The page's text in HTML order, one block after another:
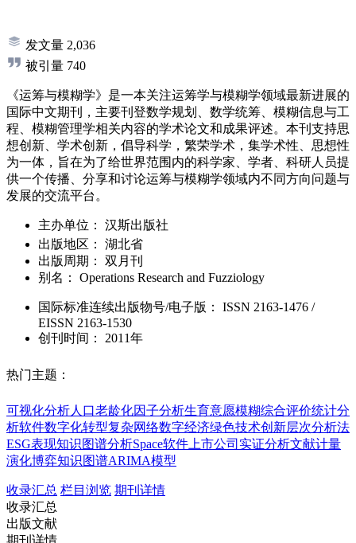
发文量 2,036
被引量 740
《运筹与模糊学》是一本关注运筹学与模糊学领域最新进展的
国际中文期刊，主要刊登数学规划、数学统筹、模糊信息与工
程、模糊管理学相关内容的学术论文和成果评述。本刊支持思
想创新、学术创新，倡导科学，繁荣学术，集学术性、思想性
为一体，旨在为了给世界范围内的科学家、学者、科研人员提
供一个传播、分享和讨论运筹与模糊学领域内不同方向问题与
发展的交流平台。
主办单位：
汉斯出版社
出版地区：
湖北省
出版周期：
双月刊
别名：
Operations Research and Fuzziology
国际标准连续出版物号/电子版 ： ISSN 2163-1476 /
EISSN 2163-1530
创刊时间：
2011年
热门主题：
可视化分析人口老龄化因子分析生育意愿模糊综合评价统计分
析软件数字化转型复杂网络数字经济绿色技术创新层次分析法
ESG表现知识图谱分析Space软件 上市公司 实证分析文献计量
演化博弈知识图谱ARIMA模型
收录汇总 栏目浏览 期刊详情
收录汇总
出版文献